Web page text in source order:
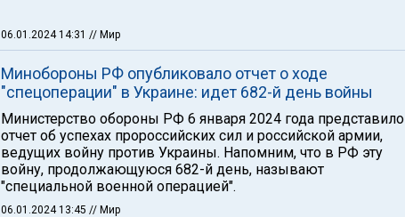
06.01.2024 14:31 // Мир
Минобороны РФ опубликовало отчет о ходе
"спецоперации" в Украине: идет 682-й день войны
Министерство обороны РФ 6 января 2024 года представило
отчет об успехах пророссийских сил и российской армии,
ведущих войну против Украины. Напомним, что в РФ эту
войну, продолжающуюся 682-й день, называют
"специальной военной операцией".
06.01.2024 13:45 // Мир